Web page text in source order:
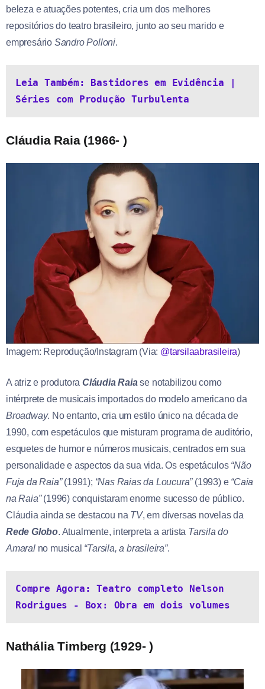
beleza e atuações potentes, cria um dos melhores
repositórios do teatro brasileiro, junto ao seu marido e
empresário Sandro Polloni.
Leia Também: Bastidores em Evidência |
Séries com Produção Turbulenta
Cláudia Raia (1966- )
Imagem: Reprodução/Instagram (Via: @tarsilaabrasileira)
A atriz e produtora Cláudia Raiase notabilizou como
intérprete de musicais importados do modelo americano da
Broadway. No entanto, cria um estilo único na década de
1990, com espetáculos que misturam programa de auditório,
esquetes de humor e números musicais, centrados em sua
personalidade e aspectos da sua vida. Os espetáculos “Não
Fuja da Raia”(1991); “Nas Raias da Loucura”(1993) e “Caia
na Raia”(1996) conquistaram enorme sucesso de público.
Cláudia ainda se destacou na TV, em diversas novelas da
Rede Globo. Atualmente, interpreta a artista Tarsila do
Amaralno musical “Tarsila, a brasileira”.
Compre Agora: Teatro completo Nelson
Rodrigues - Box: Obra em dois volumes
Nathália Timberg (1929- )